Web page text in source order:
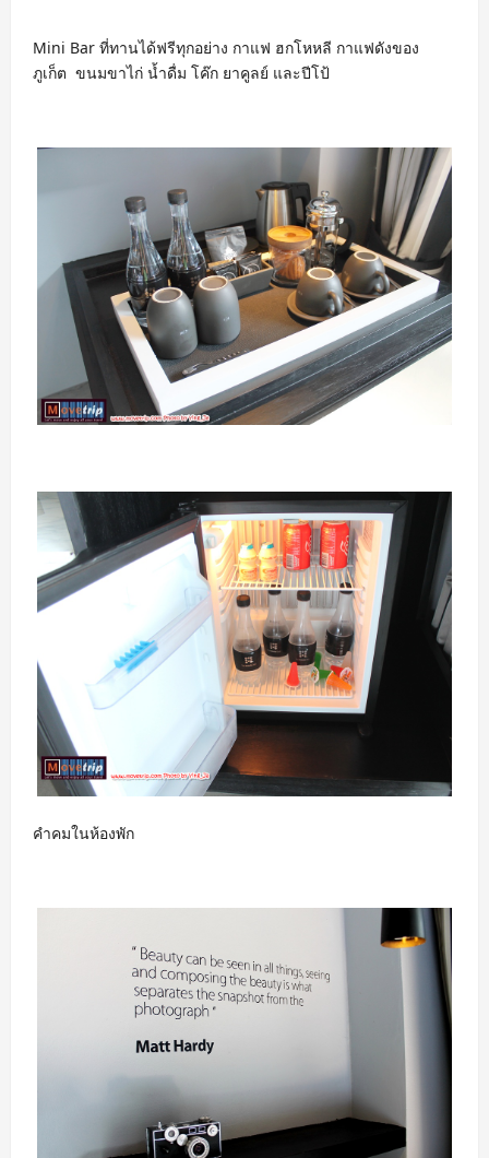
Mini Bar ที่ทานได้ฟรีทุกอย่าง กาแฟ ฮกโหหลี กาแฟดังของ
ภูเก็ต ขนมขาไก่ น้ำดื่ม โค๊ก ยาคูลย์ และปีโป้
คำคมในห้องพัก